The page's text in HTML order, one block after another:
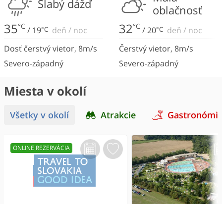
Slabý dážď
35°C / 19°C deň / noc
Dosť čerstvý vietor, 8m/s
Severo-západný
oblačnosť
32°C /20°C deň / noc
Čerstvý vietor, 8m/s
Severo-západný
Miesta v okolí
Všetky v okolí Atrakcie
ONLINE REZERVÁCIA